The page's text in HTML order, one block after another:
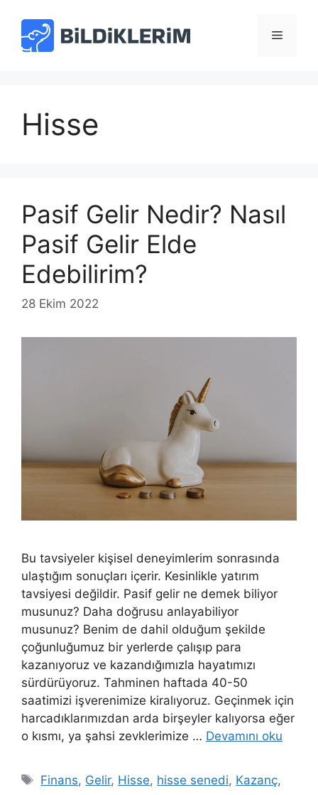
Menü
Hisse
Pasif Gelir Nedir? Nasıl
Pasif Gelir Elde
Edebilirim?
28 Ekim 2022
Bu tavsiyeler kişisel deneyimlerim sonrasında
ulaştığım sonuçları içerir. Kesinlikle yatırım
tavsiyesi değildir. Pasif gelir ne demek biliyor
musunuz? Daha doğrusu anlayabiliyor
musunuz? Benim de dahil olduğum şekilde
çoğunluğumuz bir yerlerde çalışıp para
kazanıyoruz ve kazandığımızla hayatımızı
sürdürüyoruz. Tahminen haftada 40-50
saatimizi işverenimize kiralıyoruz. Geçinmek için
harcadıklarımızdan arda birşeyler kalıyorsa eğer
o kısmı, ya şahsi zevklerimize … Devamını oku
Etiketler
Finans, Gelir, Hisse, hisse senedi, Kazanç,